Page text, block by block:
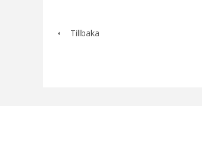
Tillbaka